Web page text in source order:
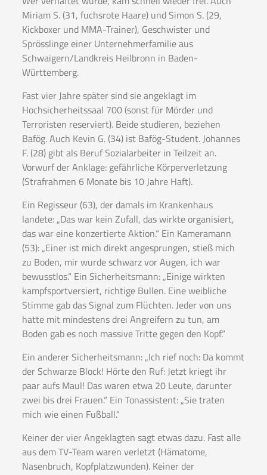
Miriam S. (31, fuchsrote Haare) und Simon S. (29,
Kickboxer und MMA-Trainer), Geschwister und
Sprösslinge einer Unternehmerfamilie aus
Schwaigern/Landkreis Heilbronn in Baden-
Württemberg.
Fast vier Jahre später sind sie angeklagt im
Hochsicherheitssaal 700 (sonst für Mörder und
Terroristen reserviert). Beide studieren, beziehen
Bafög. Auch Kevin G. (34) ist Bafög-Student. Johannes
F. (28) gibt als Beruf Sozialarbeiter in Teilzeit an.
Vorwurf der Anklage: gefährliche Körperverletzung
(Strafrahmen 6 Monate bis 10 Jahre Haft).
Ein Regisseur (63), der damals im Krankenhaus
landete: „Das war kein Zufall, das wirkte organisiert,
das war eine konzertierte Aktion.“ Ein Kameramann
(53): „Einer ist mich direkt angesprungen, stieß mich
zu Boden, mir wurde schwarz vor Augen, ich war
bewusstlos.“ Ein Sicherheitsmann: „Einige wirkten
kampfsportversiert, richtige Bullen. Eine weibliche
Stimme gab das Signal zum Flüchten. Jeder von uns
hatte mit mindestens drei Angreifern zu tun, am
Boden gab es noch massive Tritte gegen den Kopf.“
Ein anderer Sicherheitsmann: „Ich rief noch: Da kommt
der Schwarze Block! Hörte den Ruf: Jetzt kriegt ihr
paar aufs Maul! Das waren etwa 20 Leute, darunter
zwei bis drei Frauen.“ Ein Tonassistent: „Sie traten
mich wie einen Fußball.“
Keiner der vier Angeklagten sagt etwas dazu. Fast alle
aus dem TV-Team waren verletzt (Hämatome,
Nasenbruch, Kopfplatzwunden). Keiner der